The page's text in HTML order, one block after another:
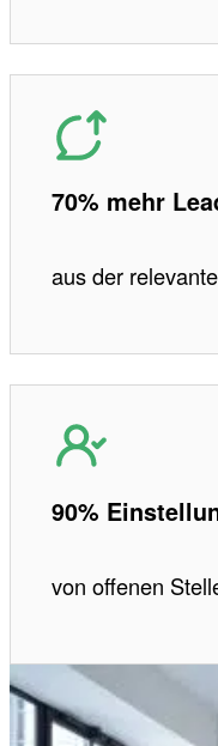
70% mehr
aus der
90%
von offenen